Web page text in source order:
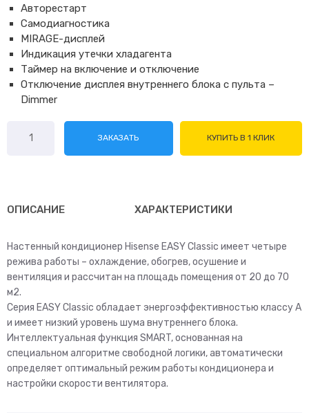
Авторестарт
Самодиагностика
MIRAGE-дисплей
Индикация утечки хладагента
Таймер на включение и отключение
Отключение дисплея внутреннего блока с пульта –
Dimmer
товара
ЗАКАЗАТЬ КУПИТЬ В 1 КЛИК
ОПИСАНИЕ ХАРАКТЕРИСТИКИ
Настенный кондиционер Hisense EASY Classic имеет четыре
режива работы – охлаждение, обогрев, осушение и
вентиляция и рассчитан на площадь помещения от 20 до 70
м2.
Серия EASY Classic обладает энергоэффективностью классу А
и имеет низкий уровень шума внутреннего блока.
Интеллектуальная функция SMART, основанная на
специальном алгоритме свободной логики, автоматически
определяет оптимальный режим работы кондиционера и
настройки скорости вентилятора.